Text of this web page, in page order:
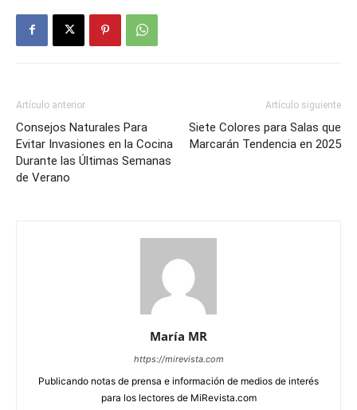
Artículo anterior
Consejos Naturales Para
Evitar Invasiones en la Cocina
Durante las Últimas Semanas
de Verano
Artículo siguiente
Siete Colores para Salas que
Marcarán Tendencia en 2025
María MR
https://mirevista.com
Publicando notas de prensa e información de medios de interés
para los lectores de MiRevista.com